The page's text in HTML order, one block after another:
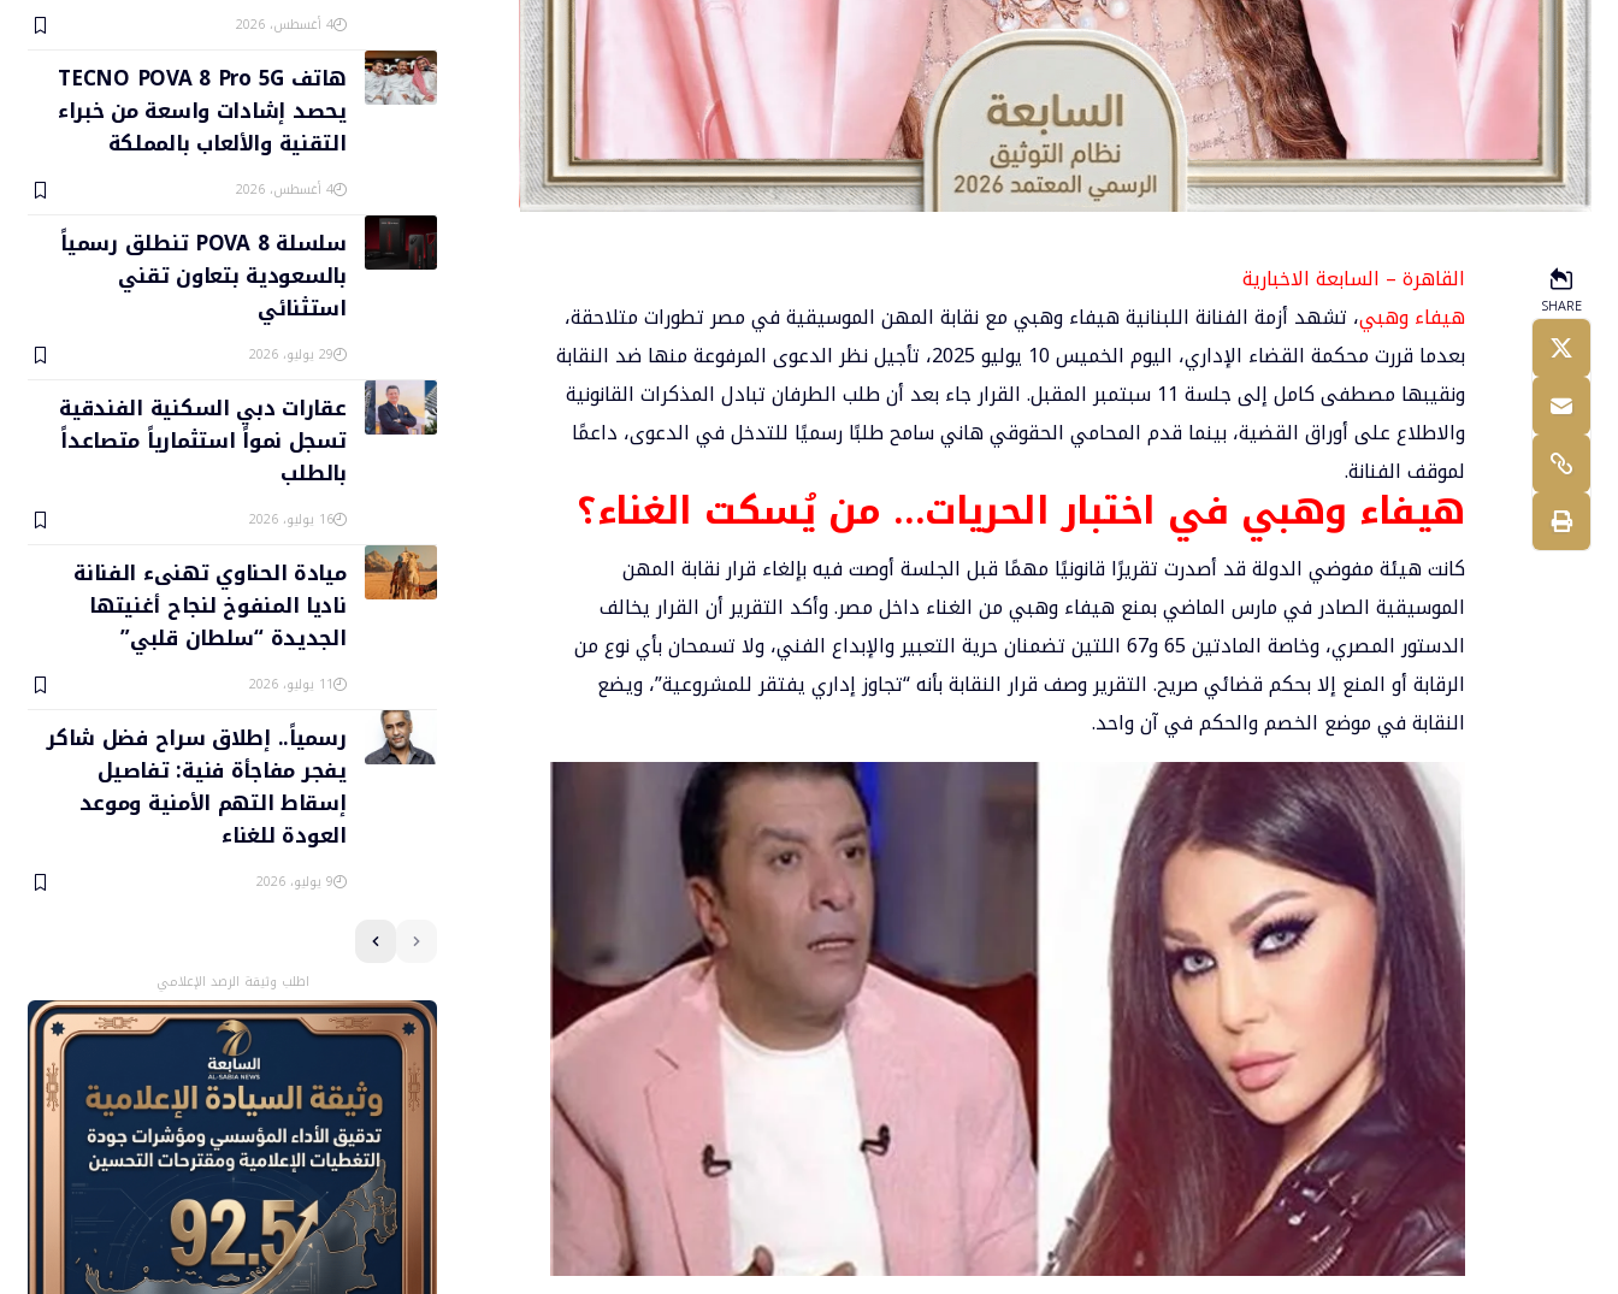
SHARE
القاهرة – السابعة الاخبارية
هيفاء وهبي، تشهد أزمة الفنانة اللبنانيةهيفاء وهبيمع نقابة المهن الموسيقية في مصر تطورات متلاحقة،
بعدما قررت محكمة القضاء الإداري، اليوم الخميس 10 يوليو 2025، تأجيل نظر الدعوى المرفوعة منها ضد النقابة
ونقيبها مصطفى كامل
إلى جلسة 11 سبتمبر المقبل. القرار جاء بعد أن طلب الطرفان تبادل المذكرات القانونية
والاطلاع على أوراق القضية، بينما قدم المحامي الحقوقي هاني سامح طلبًا رسميًا للتدخل في الدعوى، داعمًا
لموقف الفنانة.
هيفاء وهبي في اختبار الحريات… من يُسكت الغناء؟
كانت هيئة مفوضي الدولة قد أصدرت تقريرًا قانونيًا مهمًا قبل الجلسة أوصت فيه بإلغاء قرار نقابة المهن
الموسيقية الصادر في مارس الماضي بمنع هيفاء وهبي من الغناء داخل مصر. وأكد التقرير أن القرار يخالف
الدستور المصري، وخاصة المادتين 65 و67 اللتين تضمنان حرية التعبير والإبداع الفني، ولا تسمحان بأي نوع من
الرقابة أو المنع إلا بحكم قضائي صريح. التقرير وصف قرار النقابة بأنه “تجاوز إداري يفتقر للمشروعية”، ويضع
النقابة في موضع الخصم والحكم في آن واحد.
4 أغسطس، 2026
هاتف TECNO POVA 8 Pro 5G
يحصد إشادات واسعة من خبراء
التقنية والألعاب بالمملكة
4 أغسطس، 2026
سلسلة POVA 8 تنطلق رسمياً
بالسعودية بتعاون تقني
استثنائي
29 يوليو، 2026
عقارات دبي السكنية الفندقية
تسجل نمواً استثمارياً متصاعداً
بالطلب
16 يوليو، 2026
ميادة الحناوي تهنىء الفنانة
ناديا المنفوخ لنجاح أغنيتها
الجديدة “سلطان قلبي”
11 يوليو، 2026
رسمياً.. إطلاق سراح فضل شاكر
يفجر مفاجأة فنية: تفاصيل
إسقاط التهم الأمنية وموعد
العودة للغناء
9 يوليو، 2026
اطلب وثيقة الرصد الإعلامي